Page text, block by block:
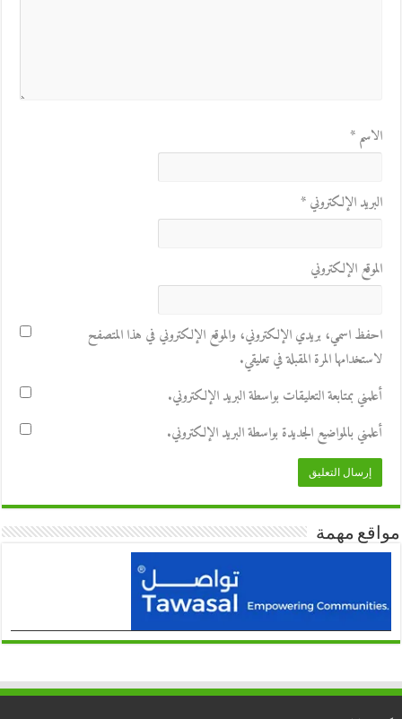
الاسم*
البريد الإلكتروني*
الموقع الإلكتروني
احفظ اسمي، بريدي الإلكتروني، والموقع الإلكتروني في هذا المتصفح
لاستخدامها المرة المقبلة في تعليقي.
أعلمني بمتابعة التعليقات بواسطة البريد الإلكتروني.
أعلمني بالمواضيع الجديدة بواسطة البريد الإلكتروني.
مواقع مهمة